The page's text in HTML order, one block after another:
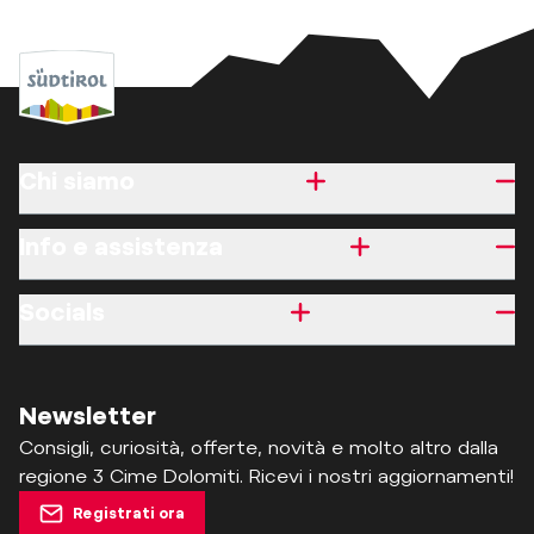
Newsletter
Consigli, curiosità, offerte, novità e molto altro dalla
regione 3 Cime Dolomiti. Ricevi i nostri aggiornamenti!
Registrati ora